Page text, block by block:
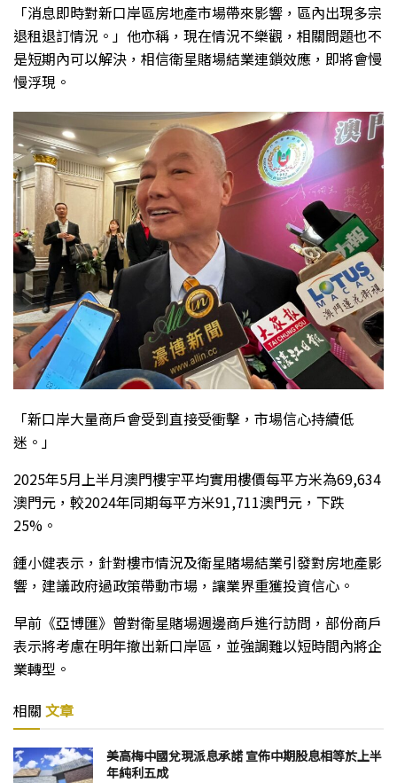
「消息即時對新口岸區房地產市場帶來影響，區內出現多宗
退租退訂情況。」他亦稱，現在情況不樂觀，相關問題也不
是短期內可以解決，相信衛星賭場結業連鎖效應，即將會慢
慢浮現。
「新口岸大量商戶會受到直接受衝擊，市場信心持續低
迷。」
2025年5月上半月澳門樓宇平均實用樓價每平方米為69,634
澳門元，較2024年同期每平方米91,711澳門元，下跌
25%。
鍾小健表示，針對樓市情況及衛星賭場結業引發對房地產影
響，建議政府過政策帶動市場，讓業界重獲投資信心。
早前《亞博匯》曾對衛星賭場週邊商戶進行訪問，部份商戶
表示將考慮在明年撤出新口岸區，並強調難以短時間內將企
業轉型。
相關 文章
美高梅中國兌現派息承諾 宣佈中期股息相等於上半
年純利五成